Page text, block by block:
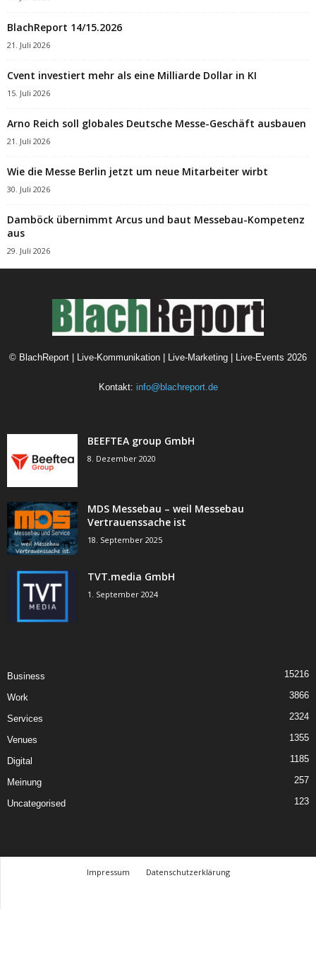
BlachReport 14/15.2026
21. Juli 2026
Cvent investiert mehr als eine Milliarde Dollar in KI
15. Juli 2026
Arno Reich soll globales Deutsche Messe-Geschäft ausbauen
21. Juli 2026
Wie die Messe Berlin jetzt um neue Mitarbeiter wirbt
30. Juli 2026
Damböck übernimmt Arcus und baut Messebau-Kompetenz
aus
29. Juli 2026
© BlachReport | Live-Kommunikation | Live-Marketing | Live-Events 2026
Kontakt: info@blachreport.de
BEEFTEA group GmbH
8. Dezember 2020
MDS Messebau – weil Messebau
Vertrauenssache ist
18. September 2025
TVT.media GmbH
1. September 2024
Business 15216
Work 3866
Services 2324
Venues 1355
Digital 1185
Meinung 257
Uncategorised 123
Impressum
Datenschutzerklärung